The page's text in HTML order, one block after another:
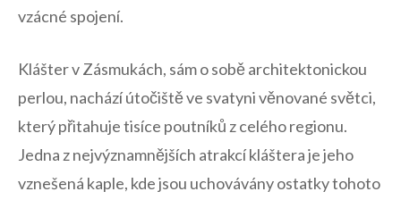
vzácné ‍spojení.
Klášter v Zásmukách, sám o sobě architektonickou
perlou, nachází útočiště ve svatyni věnované světci,
který⁣ přitahuje ⁣tisíce poutníků z celého⁤ regionu.
Jedna z nejvýznamnějších atrakcí kláštera je jeho
vznešená kaple, kde jsou uchovávány ostatky tohoto